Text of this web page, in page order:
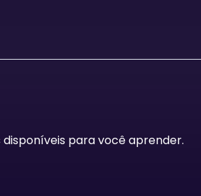
disponíveis para você aprender.